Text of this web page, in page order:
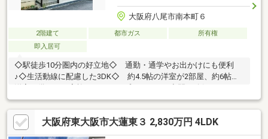
大阪府八尾市南本町６
2階建て 都市ガス
所有権
即入居可
◇駅徒歩10分圏内の好立地◇ 通勤・通学やお出かけにも便利
♪◇生活動線に配慮した3DK◇ 約4.5帖の洋室が2部屋、約6帖の
♪◇収納スペース充実◇ お部屋をすっきりとお使いいただけま
す♪ ◇バルコニー付きで、明るく心地よい住空間が魅力のお住
まいです◇◇ご内覧、随時承っております！◇ お気軽にお問い
合わせください♪ 実際にご覧いただくことで、室内の広さや住
大阪府東大阪市大蓮東３ 2,830万円 4LDK